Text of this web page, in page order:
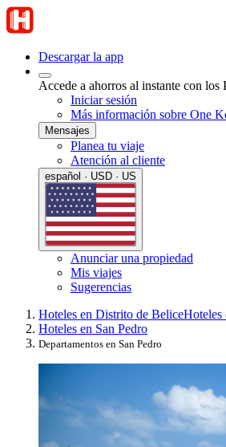
Descargar la app
Accede a ahorros al instante con los
Iniciar sesión
Más información sobre One
Mensajes
Planea tu viaje
Atención al cliente
español · USD · US
Anunciar una propiedad
Mis viajes
Sugerencias
Hoteles en Distrito de BeliceHoteles
Hoteles en San Pedro
Departamentos en San Pedro